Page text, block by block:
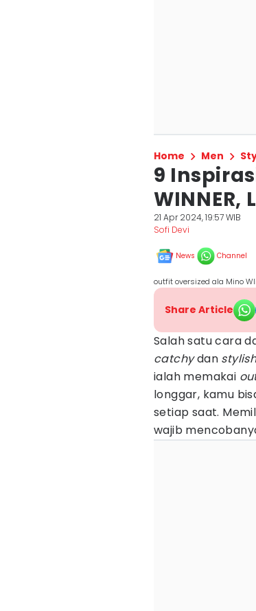
Home Men
9
21 Apr 2024, 19:57 WIB
Sofi Devi
News Channel
outfit oversized ala Mino
Share Article
Salah satu cara
catchydan
ialah memakai
longgar, kamu
setiap saat.
wajib